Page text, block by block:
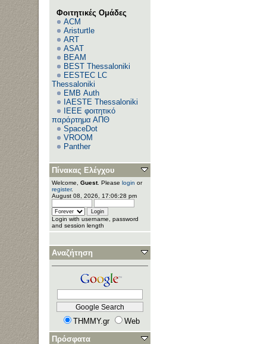
Φοιτητικές Ομάδες
ACM
Aristurtle
ART
ASAT
BEAM
BEST Thessaloniki
EESTEC LC
Thessaloniki
EΜΒ Auth
IAESTE Thessaloniki
IEEE φοιτητικό
παράρτημα ΑΠΘ
SpaceDot
VROOM
Panther
Πίνακας Ελέγχου
Welcome, Guest. Please login or
register.
August 08, 2026, 17:06:28 pm
Login with username, password
and session length
Αναζήτηση
THMMY.gr
Web
Πρόσφατα